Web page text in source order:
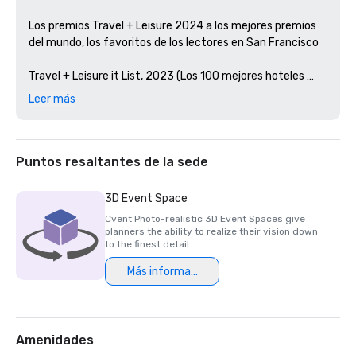
Los premios Travel + Leisure 2024 a los mejores premios
del mundo, los favoritos de los lectores en San Francisco
Travel + Leisure it List, 2023 (Los 100 mejores hoteles
nuevos del mundo)
Los mejores bares de Estados Unidos, Esquire 2024
Guía Michelin, 2024 (restauraciones hoteleras favoritas
en 2023)
Premio HSMAI Adrian, 2024
Finalista del Premio Stella de Northstar Meetings Group,
Leer más
Puntos resaltantes de la sede
3D Event Space
Cvent Photo-realistic 3D Event Spaces give
planners the ability to realize their vision down
to the finest detail.
Más información
Amenidades